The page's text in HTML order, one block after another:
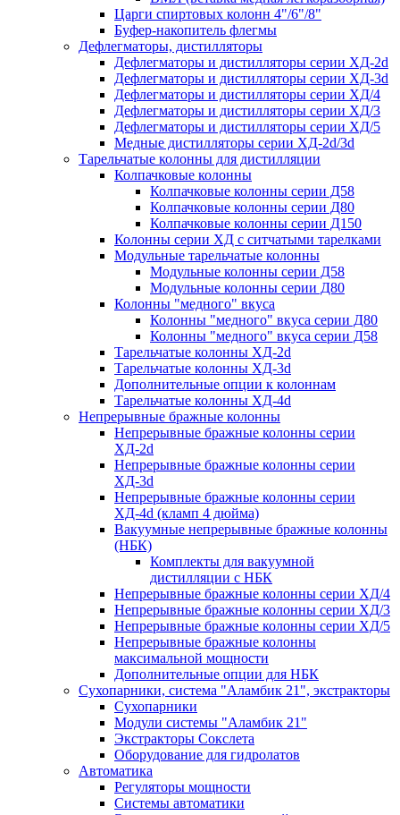
Царги спиртовых колонн 4"/6"/8"
Буфер-накопитель флегмы
Дефлегматоры, дистилляторы
Дефлегматоры и дистилляторы серии ХД-2d
Дефлегматоры и дистилляторы серии ХД-3d
Дефлегматоры и дистилляторы серии ХД/4
Дефлегматоры и дистилляторы серии ХД/3
Дефлегматоры и дистилляторы серии ХД/5
Медные дистилляторы серии ХД-2d/3d
Тарельчатые колонны для дистилляции
Колпачковые колонны
Колпачковые колонны серии Д58
Колпачковые колонны серии Д80
Колпачковые колонны серии Д150
Колонны серии ХД с ситчатыми тарелками
Модульные тарельчатые колонны
Модульные колонны серии Д58
Модульные колонны серии Д80
Колонны "медного" вкуса
Колонны "медного" вкуса серии Д80
Колонны "медного" вкуса серии Д58
Тарельчатые колонны ХД-2d
Тарельчатые колонны ХД-3d
Дополнительные опции к колоннам
Тарельчатые колонны ХД-4d
Непрерывные бражные колонны
Непрерывные бражные колонны серии
ХД-2d
Непрерывные бражные колонны серии
ХД-3d
Непрерывные бражные колонны серии
ХД-4d (кламп 4 дюйма)
Вакуумные непрерывные бражные колонны
(НБК)
Комплекты для вакуумной
дистилляции с НБК
Непрерывные бражные колонны серии ХД/4
Непрерывные бражные колонны серии ХД/3
Непрерывные бражные колонны серии ХД/5
Непрерывные бражные колонны
максимальной мощности
Дополнительные опции для НБК
Сухопарники, система "Аламбик 21", экстракторы
Сухопарники
Модули системы "Аламбик 21"
Экстракторы Сокслета
Оборудование для гидролатов
Автоматика
Регуляторы мощности
Системы автоматики